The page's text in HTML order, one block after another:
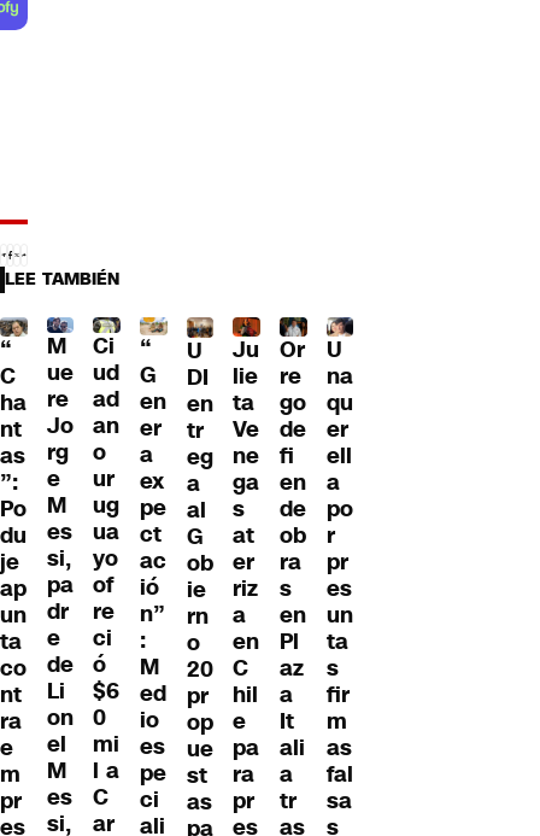
LEE TAMBIÉN
“
C
ha
nt
as
”:
Po
du
je
ap
un
ta
co
nt
ra
e
m
pr
es
M
ue
re
Jo
rg
e
M
es
si,
pa
dr
e
de
Li
on
el
M
es
si,
Ci
ud
ad
an
o
ur
ug
ua
yo
of
re
ci
ó
$6
0
mi
l a
C
ar
“
G
en
er
a
ex
pe
ct
ac
ió
n”
:
M
ed
io
es
pe
ci
ali
U
DI
en
tr
eg
a
al
G
ob
ie
rn
o
20
pr
op
ue
st
as
pa
Ju
lie
ta
Ve
ne
ga
s
at
er
riz
a
en
C
hil
e
pa
ra
pr
es
Or
re
go
de
fi
en
de
ob
ra
s
en
Pl
az
a
It
ali
a
tr
as
U
na
qu
er
ell
a
po
r
pr
es
un
ta
s
fir
m
as
fal
sa
s